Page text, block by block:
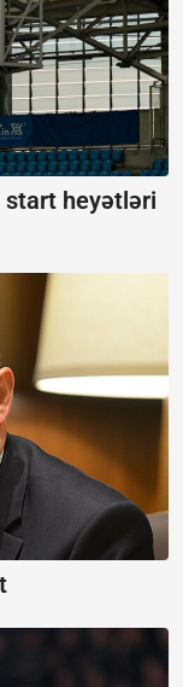
start heyətləri